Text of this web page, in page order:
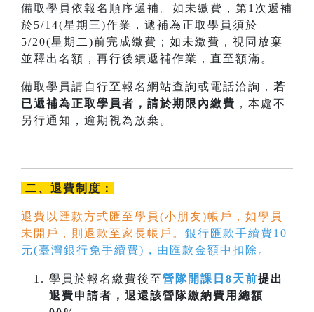
備取學員依報名順序遞補。如未繳費，第1次遞補
於5/14(星期三)作業，遞補為正取學員須於
5/20(星期二)前完成繳費；如未繳費，視同放棄
並釋出名額，再行後續遞補作業，直至額滿。
備取學員請自行至報名網站查詢或電話洽詢， 若
已遞補為正取學員者，請於期限內繳費 ，本處不
另行通知，逾期視為放棄。
二、退費制度：
退費以匯款方式匯至學員(小朋友)帳戶，如學員
未開戶，則退款至家長帳戶。 銀行匯款手續費10
元(臺灣銀行免手續費)，由匯款金額中扣除。
學員於報名繳費後至營隊開課日8天前提出
退費申請者，退還該營隊繳納費用總額